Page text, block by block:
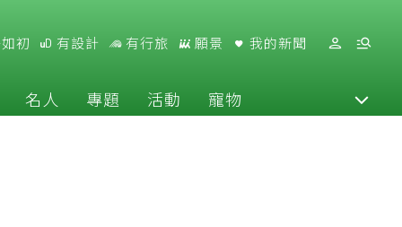
初 有設計 有行旅 願景 我的新聞
名人 專題 活動 寵物